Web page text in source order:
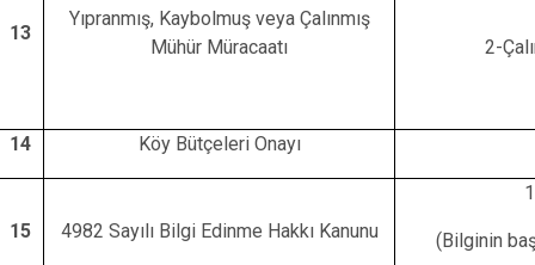
13
Yıpranmış, Kaybolmuş veya Çalınmış
Mühür Müracaatı
2-
14 Köy Bütçeleri Onayı
15 4982 Sayılı Bilgi Edinme Hakkı Kanunu (Bilginin